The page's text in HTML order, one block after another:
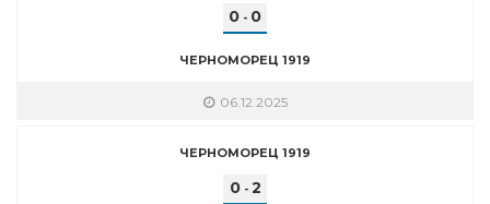
0 - 0
ЧЕРНОМОРЕЦ 1919
06.12.2025
ЧЕРНОМОРЕЦ 1919
0- 2